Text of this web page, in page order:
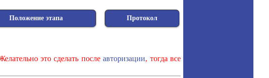
Положение этапа Протокол
это сделать послеавторизации, тогда все